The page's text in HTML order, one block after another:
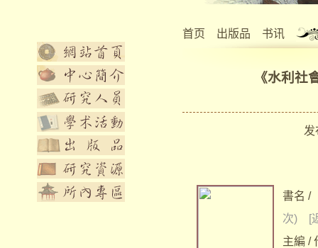
首页 出版品 书讯
《水利
发
書名 /
次)
[
主編 /